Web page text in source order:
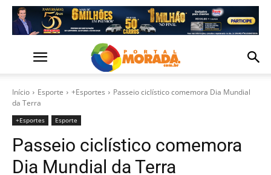
Início Esporte +Esportes
Passeio ciclístico comemora Dia Mundial
da Terra
+Esportes Esporte
Passeio ciclístico comemora
Dia Mundial da Terra